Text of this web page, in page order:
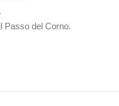
Passo del Corno.